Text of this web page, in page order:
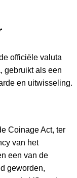
officiële valuta
gebruikt als een
en uitwisseling.
Coinage Act, ter
van het
een van de
geworden,